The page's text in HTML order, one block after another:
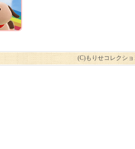
(C)もりせコレクシ